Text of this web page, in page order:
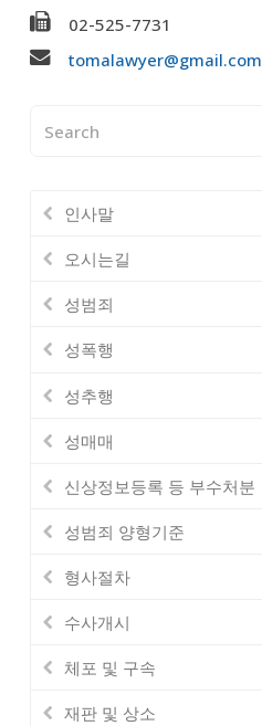
02-525-7731
tomalawyer@gmail.com
인사말
오시는길
성범죄
성폭행
성추행
성매매
신상정보등록 등 부수처분
성범죄 양형기준
형사절차
수사개시
체포 및 구속
재판 및 상소